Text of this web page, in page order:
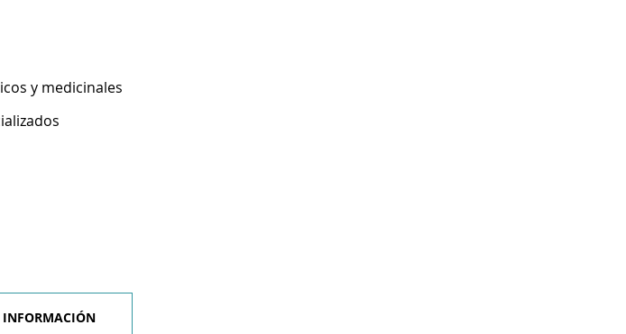
y medicinales
INFORMACIÓN